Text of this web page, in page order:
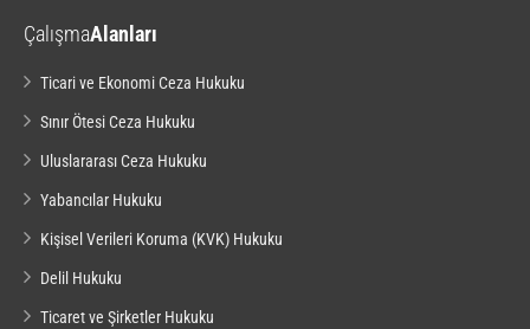
ÇalışmaAlanları
Ticari ve Ekonomi Ceza Hukuku
Sınır Ötesi Ceza Hukuku
Uluslararası Ceza Hukuku
Yabancılar Hukuku
Kişisel Verileri Koruma (KVK) Hukuku
Delil Hukuku
Ticaret ve Şirketler Hukuku